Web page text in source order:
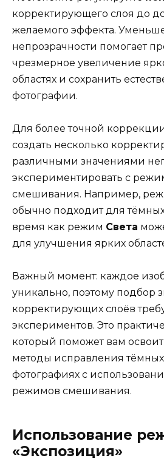
корректирующего слоя до
желаемого эффекта.
непрозрачности помогает
чрезмерное увеличение
областях и сохранить
фотографии.
Для более точной
создать несколько
различными значениями
экспериментировать с
смешивания. Например,
обычно подходит для тёмных
время как режим Света
для улучшения ярких
Важный момент: каждое
уникально, поэтому подбор
корректирующих слоёв
экспериментов. Это
который поможет вам
методы исправления тёмных
фотографиях с
режимов смешивания.
Использование
«Экспозиция»